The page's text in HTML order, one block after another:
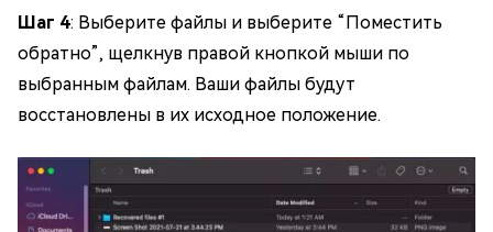
Шаг 4: Выберите файлы и выберите “Поместить
обратно”, щелкнув правой кнопкой мыши по
выбранным файлам. Ваши файлы будут
восстановлены в их исходное положение.